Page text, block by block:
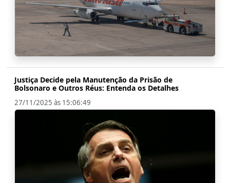
Justiça Decide pela Manutenção da Prisão de
Bolsonaro e Outros Réus: Entenda os Detalhes
27/11/2025 às 15:06:49